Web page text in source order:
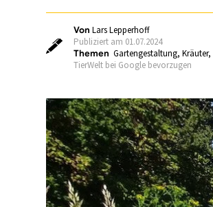
VonLars Lepperhoff
Publiziert am 01.07.2024
Themen Gartengestaltung,Kräuter,
TierWelt bei Google bevorzugen